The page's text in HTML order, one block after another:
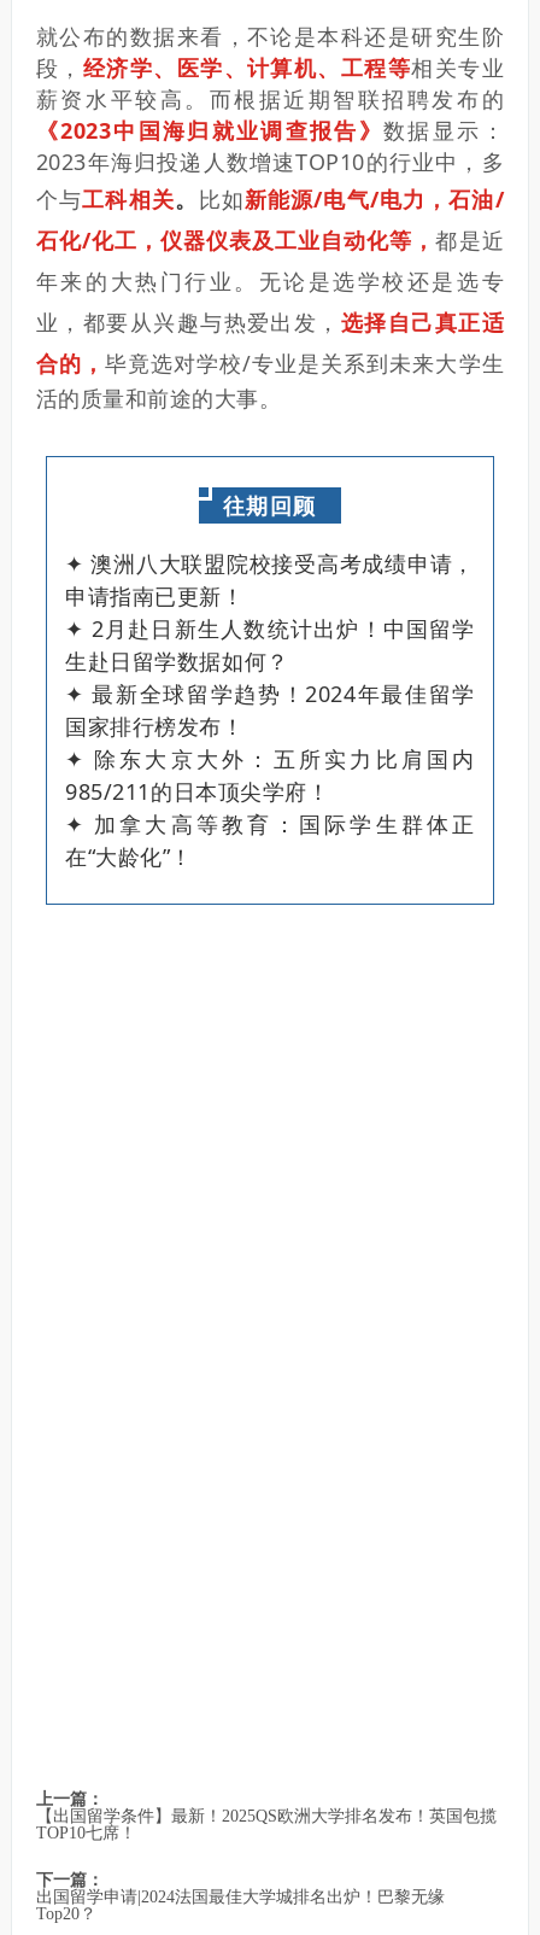
就公布的数据来看，不论是本科还是研究生阶
段， 经济学、医学、计算机、工程等相关专业
薪资水平较高。 而根据近期智联招聘发布的
《2023中国海归就业调查报告》数据显示：
2023年海归投递人数增速TOP10的行业中，多
个与工科相关。 比如新能源/电气/电力，石油/
石化/化工，仪器仪表及工业自动化等，都是近
年来的大热门行业。 无论是选学校还是选专
业，都要从兴趣与热爱出发， 选择自己真正适
合的 ，毕竟选对学校/专业是关系到未来大学生
活的质量和前途的大事。
往期回顾
✦ 澳洲八大联盟院校接受高考成绩申请，
申请指南已更新！
✦ 2月赴日新生人数统计出炉！中国留学
生赴日留学数据如何？
✦ 最新全球留学趋势！2024年最佳留学
国家排行榜发布！
✦ 除东大京大外：五所实力比肩国内
985/211的日本顶尖学府！
✦ 加拿大高等教育：国际学生群体正
在“大龄化”！
上一篇：
【出国留学条件】最新！2025QS欧洲大学排名发布！英国包揽
TOP10七席！
下一篇：
出国留学申请|2024法国最佳大学城排名出炉！巴黎无缘
Top20？